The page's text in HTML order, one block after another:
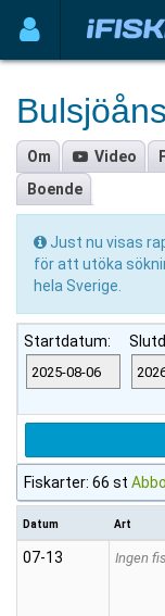
Om Video
Boende
Just nu visas
för att utöka
hela Sverige.
Startdatum:
Fiskarter: 66 st
Datum Art
07‑13 Ingen